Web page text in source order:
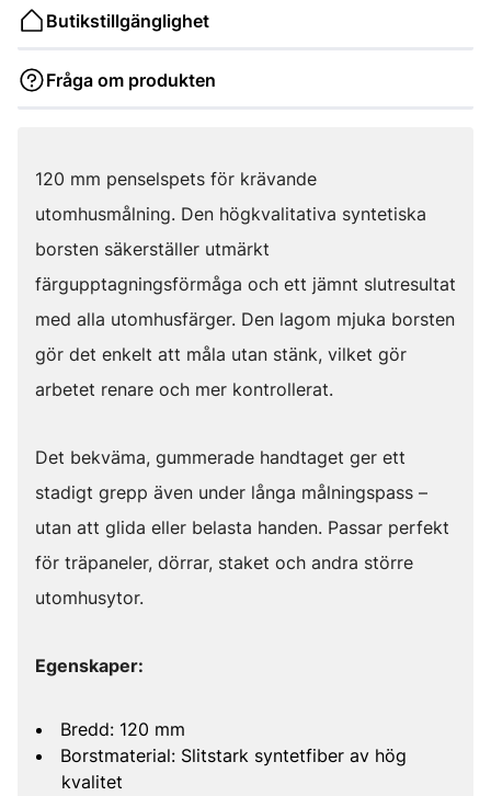
Butikstillgänglighet
Fråga om produkten
120 mm penselspets för krävande
utomhusmålning. Den högkvalitativa syntetiska
borsten säkerställer utmärkt
färgupptagningsförmåga och ett jämnt slutresultat
med alla utomhusfärger. Den lagom mjuka borsten
gör det enkelt att måla utan stänk, vilket gör
arbetet renare och mer kontrollerat.
Det bekväma, gummerade handtaget ger ett
stadigt grepp även under långa målningspass –
utan att glida eller belasta handen. Passar perfekt
för träpaneler, dörrar, staket och andra större
utomhusytor.
Egenskaper:
Bredd: 120 mm
Borstmaterial: Slitstark syntetfiber av hög
kvalitet